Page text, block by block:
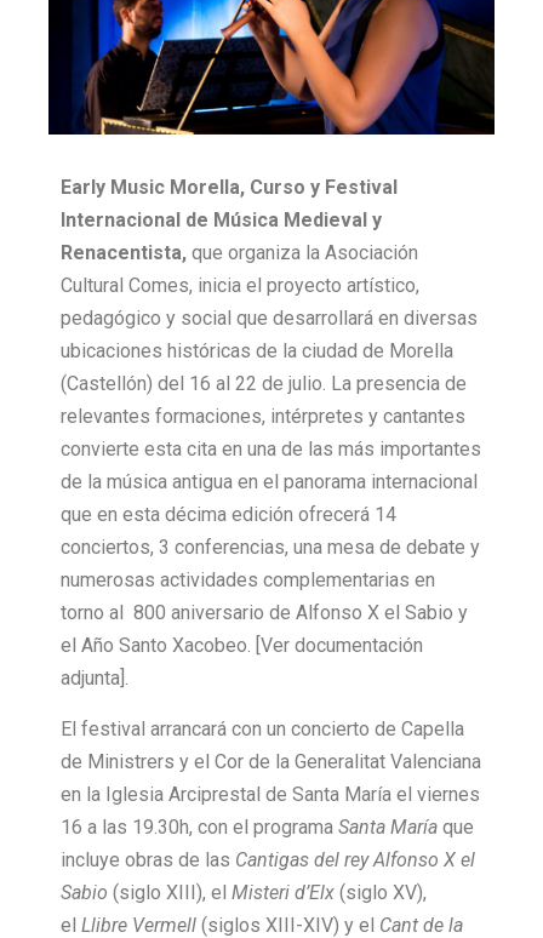
Early Music Morella, Curso y Festival
Internacional de Música Medieval y
Renacentista, que organiza la Asociación
Cultural Comes, inicia el proyecto artístico,
pedagógico y social que desarrollará en diversas
ubicaciones históricas de la ciudad de Morella
(Castellón) del 16 al 22 de julio. La presencia de
relevantes formaciones, intérpretes y cantantes
convierte esta cita en una de las más importantes
de la música antigua en el panorama internacional
que en esta décima edición ofrecerá 14
conciertos, 3 conferencias, una mesa de debate y
numerosas actividades complementarias en
torno al 800 aniversario de Alfonso X el Sabio y
el Año Santo Xacobeo. [Ver documentación
adjunta].
El festival arrancará con un concierto de Capella
de Ministrers y el Cor de la Generalitat Valenciana
en la Iglesia Arciprestal de Santa María el viernes
16 a las 19.30h, con el programa Santa María que
incluye obras de las Cantigas del rey Alfonso X el
Sabio (siglo XIII), el Misteri d’Elx (siglo XV),
el Llibre Vermell (siglos XIII-XIV) y el Cant de la